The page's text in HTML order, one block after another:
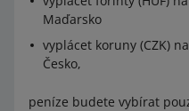
Maďarsko
vyplácet koruny (CZK)
Česko,
peníze budete vybírat